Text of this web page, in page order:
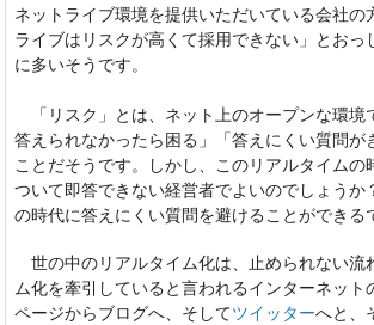
ネットライブ環境を提供いただいている会社の
ライブはリスクが高くて採用できない」とおっ
に多いそうです。
「リスク」とは、ネット上のオープンな環境
答えられなかったら困る」「答えにくい質問が
ことだそうです。しかし、このリアルタイムの
ついて即答できない経営者でよいのでしょうか
の時代に答えにくい質問を避けることができる
世の中のリアルタイム化は、止められない流
ム化を牽引していると言われるインターネット
ページからブログへ、そしてツイッターへと、